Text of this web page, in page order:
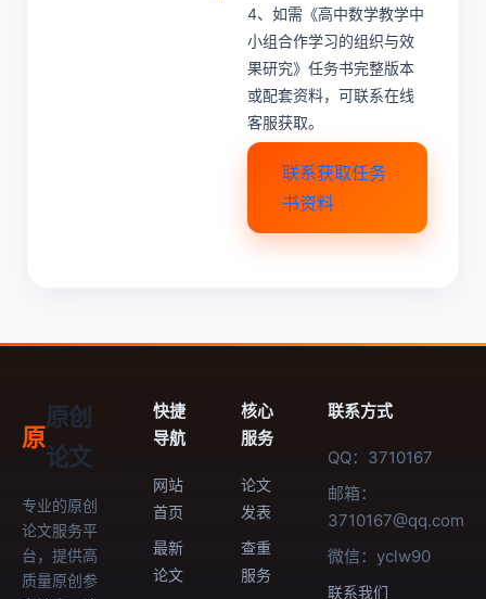
4、如需《高中数学教学中
小组合作学习的组织与效
果研究》任务书完整版本
或配套资料，可联系在线
客服获取。
联系获取任务
书资料
原
原创
论文
专业的原创
论文服务平
台，提供高
质量原创参
快捷
导航
网站
首页
最新
论文
核心
服务
论文
发表
查重
服务
联系方式
QQ：3710167
邮箱：
3710167@qq.com
微信：yclw90
联系我们